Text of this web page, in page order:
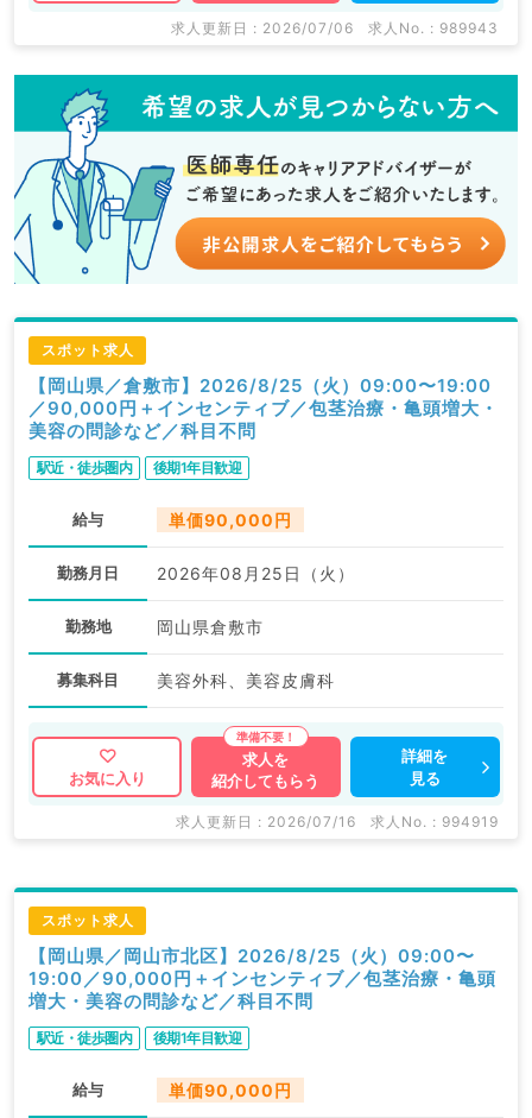
求人更新日 : 2026/07/06 求人No. : 989943
スポット求人
【岡山県／倉敷市】2026/8/25（火）09:00〜19:00
／90,000円＋インセンティブ／包茎治療・亀頭増大・
美容の問診など／科目不問
駅近・徒歩圏内 後期1年目歓迎
給与 単価90,000円
勤務月日 2026年08月25日（火）
勤務地 岡山県倉敷市
募集科目 美容外科、美容皮膚科
お気に入り
求人を
紹介してもらう
詳細を
見る
求人更新日 : 2026/07/16 求人No. : 994919
スポット求人
【岡山県／岡山市北区】2026/8/25（火）09:00〜
19:00／90,000円＋インセンティブ／包茎治療・亀頭
増大・美容の問診など／科目不問
駅近・徒歩圏内 後期1年目歓迎
給与 単価90,000円